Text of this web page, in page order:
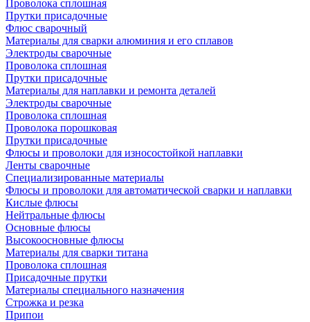
Проволока сплошная
Прутки присадочные
Флюс сварочный
Материалы для сварки алюминия и его сплавов
Электроды сварочные
Проволока сплошная
Прутки присадочные
Материалы для наплавки и ремонта деталей
Электроды сварочные
Проволока сплошная
Проволока порошковая
Прутки присадочные
Флюсы и проволоки для износостойкой наплавки
Ленты сварочные
Специализированные материалы
Флюсы и проволоки для автоматической сварки и наплавки
Кислые флюсы
Нейтральные флюсы
Основные флюсы
Высокоосновные флюсы
Материалы для сварки титана
Проволока сплошная
Присадочные прутки
Материалы специального назначения
Строжка и резка
Припои